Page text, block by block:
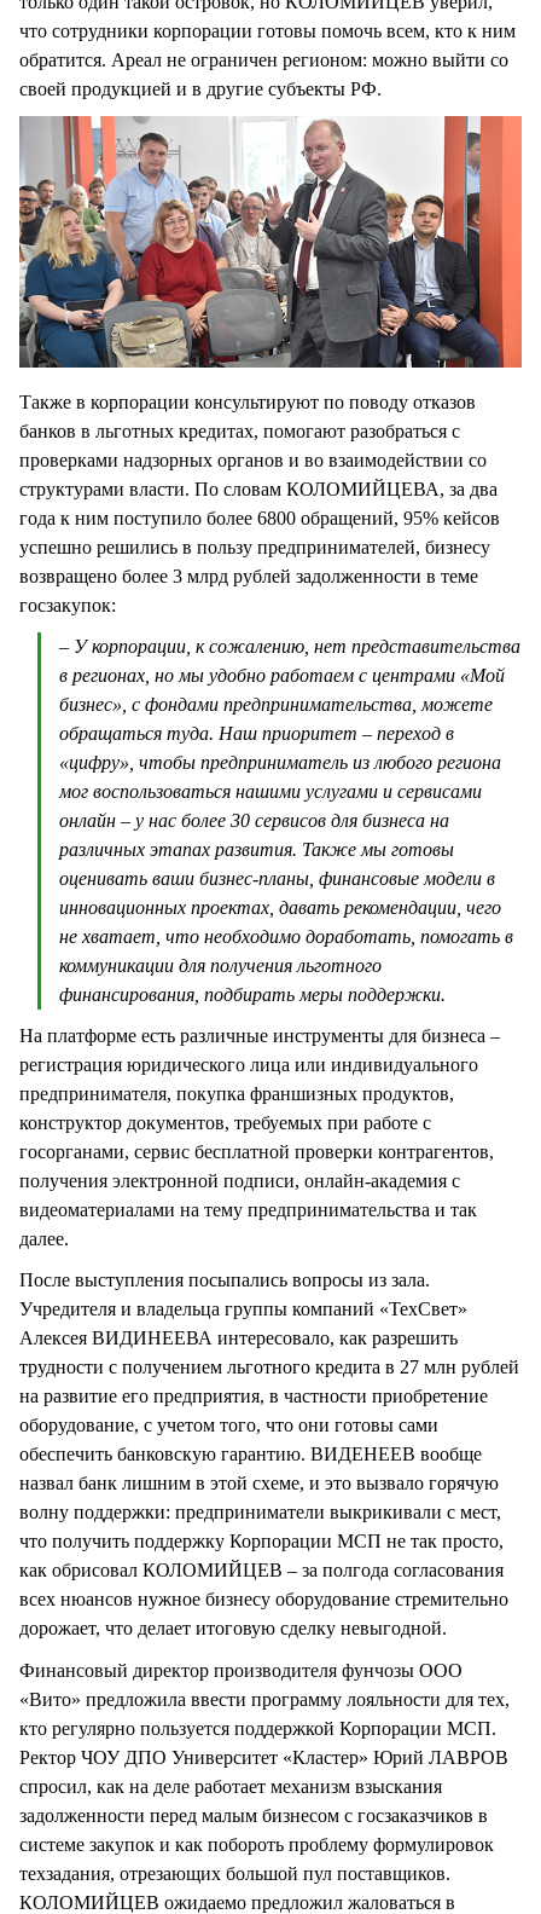
что сотрудники корпорации готовы помочь всем, кто к ним
обратится. Ареал не ограничен регионом: можно выйти со
своей продукцией и в другие субъекты РФ.
Также в корпорации консультируют по поводу отказов
банков в льготных кредитах, помогают разобраться с
проверками надзорных органов и во взаимодействии со
структурами власти. По словам КОЛОМИЙЦЕВА, за два
года к ним поступило более 6800 обращений, 95% кейсов
успешно решились в пользу предпринимателей, бизнесу
возвращено более 3 млрд рублей задолженности в теме
госзакупок:
– У корпорации, к сожалению, нет представительства
в регионах, но мы удобно работаем с центрами «Мой
бизнес», с фондами предпринимательства, можете
обращаться туда. Наш приоритет – переход в
«цифру», чтобы предприниматель из любого региона
мог воспользоваться нашими услугами и сервисами
онлайн – у нас более 30 сервисов для бизнеса на
различных этапах развития. Также мы готовы
оценивать ваши бизнес-планы, финансовые модели в
инновационных проектах, давать рекомендации, чего
не хватает, что необходимо доработать, помогать в
коммуникации для получения льготного
финансирования, подбирать меры поддержки.
На платформе есть различные инструменты для бизнеса –
регистрация юридического лица или индивидуального
предпринимателя, покупка франшизных продуктов,
конструктор документов, требуемых при работе с
госорганами, сервис бесплатной проверки контрагентов,
получения электронной подписи, онлайн-академия с
видеоматериалами на тему предпринимательства и так
далее.
После выступления посыпались вопросы из зала.
Учредителя и владельца группы компаний «ТехСвет»
Алексея ВИДИНЕЕВА интересовало, как разрешить
трудности с получением льготного кредита в 27 млн рублей
на развитие его предприятия, в частности приобретение
оборудование, с учетом того, что они готовы сами
обеспечить банковскую гарантию. ВИДЕНЕЕВ вообще
назвал банк лишним в этой схеме, и это вызвало горячую
волну поддержки: предприниматели выкрикивали с мест,
что получить поддержку Корпорации МСП не так просто,
как обрисовал КОЛОМИЙЦЕВ – за полгода согласования
всех нюансов нужное бизнесу оборудование стремительно
дорожает, что делает итоговую сделку невыгодной.
Финансовый директор производителя фунчозы ООО
«Вито» предложила ввести программу лояльности для тех,
кто регулярно пользуется поддержкой Корпорации МСП.
Ректор ЧОУ ДПО Университет «Кластер» Юрий ЛАВРОВ
спросил, как на деле работает механизм взыскания
задолженности перед малым бизнесом с госзаказчиков в
системе закупок и как побороть проблему формулировок
техзадания, отрезающих большой пул поставщиков.
КОЛОМИЙЦЕВ ожидаемо предложил жаловаться в